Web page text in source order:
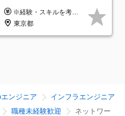
※経験・スキルを考慮の上、決定します。
東京都
ンジニア
インフラエンジニア
職種未経験歓迎
ネットワー